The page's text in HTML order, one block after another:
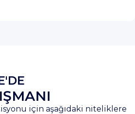
için aşağıdaki niteliklere